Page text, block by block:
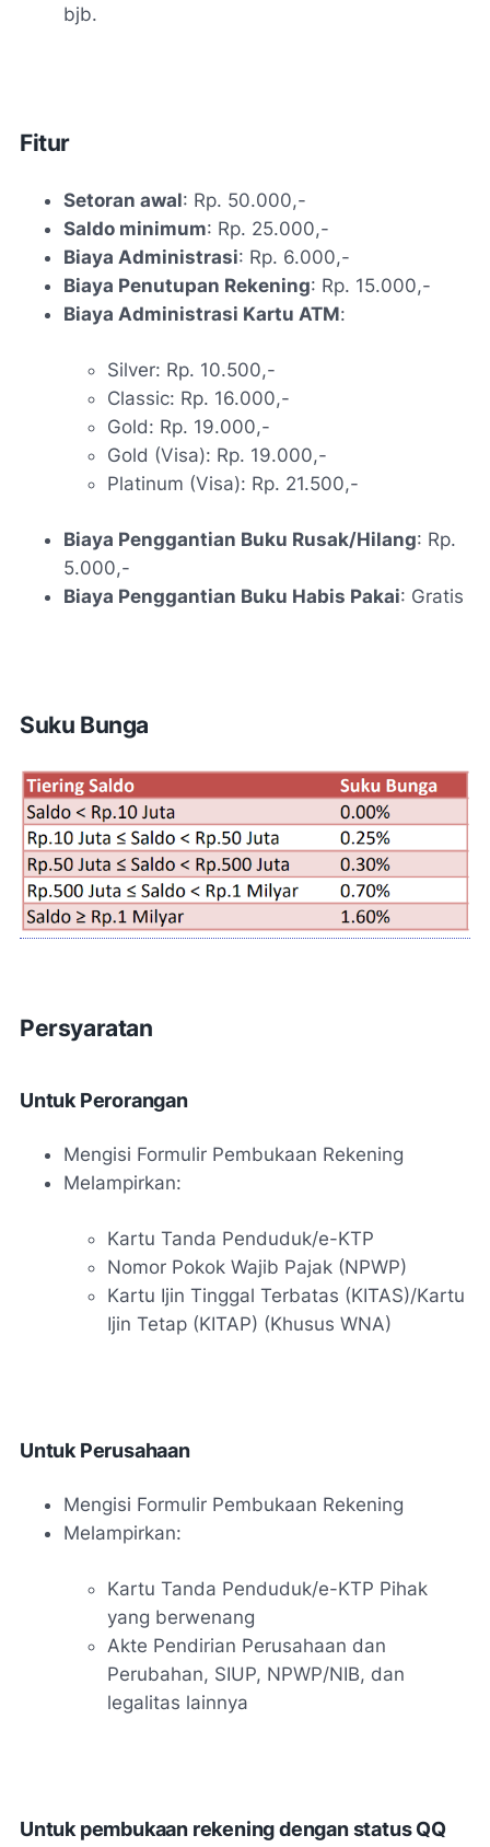
bjb.
Fitur
Setoran awal: Rp. 50.000,-
Saldo minimum: Rp. 25.000,-
Biaya Administrasi: Rp. 6.000,-
Biaya Penutupan Rekening: Rp. 15.000,-
Biaya Administrasi Kartu ATM:
Silver: Rp. 10.500,-
Classic: Rp. 16.000,-
Gold: Rp. 19.000,-
Gold (Visa): Rp. 19.000,-
Platinum (Visa): Rp. 21.500,-
Biaya Penggantian Buku Rusak/Hilang: Rp.
5.000,-
Biaya Penggantian Buku Habis Pakai: Gratis
Suku Bunga
Persyaratan
Untuk Perorangan
Mengisi Formulir Pembukaan Rekening
Melampirkan:
Kartu Tanda Penduduk/e-KTP
Nomor Pokok Wajib Pajak (NPWP)
Kartu Ijin Tinggal Terbatas (KITAS)/Kartu
Ijin Tetap (KITAP) (Khusus WNA)
Untuk Perusahaan
Mengisi Formulir Pembukaan Rekening
Melampirkan:
Kartu Tanda Penduduk/e-KTP Pihak
yang berwenang
Akte Pendirian Perusahaan dan
Perubahan, SIUP, NPWP/NIB, dan
legalitas lainnya
Untuk pembukaan rekening dengan status QQ